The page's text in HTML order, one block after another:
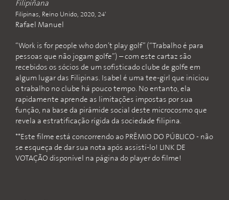
Filipiñana
Filipinas, Reino Unido, 2020, 24'
Rafael Manuel
“Work is for people who don’t play golf” (“Trabalho é para
pessoas que não jogam golfe”) – com este cartaz são
recebidos os sócios de um sofisticado clube de golfe em
algum lugar das Filipinas. Isabel é uma tee-girl que iniciou
o trabalho no clube há pouco tempo. No entanto, ela
rapidamente aprende as limitações impostas por sua
função, na base da pirâmide social deste microcosmo que
revela a estratificação rígida da sociedade filipina.
**Este filme está concorrendo ao PRÊMIO DO PÚBLICO - não
se esqueça de dar sua nota após assistí-lo! LINK DE
VOTAÇÃO disponível na página do player do filme!